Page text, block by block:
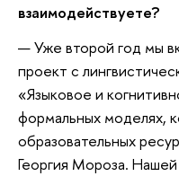
взаимодействуете?
— Уже второй год мы
проект с
«Языковое и
формальных моделях,
образовательных
Георгия Мороза.